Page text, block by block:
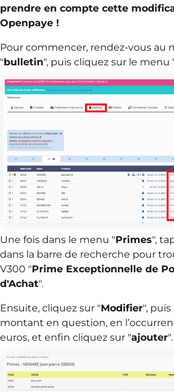
prendre en compte cette
Openpaye !
Pour commencer, rendez-vous au
"bulletin", puis cliquez sur le menu
Une fois dans le menu "Primes",
dans la barre de recherche pour
V300 "Prime Exceptionnelle de
d'Achat".
Ensuite, cliquez sur "Modifier",
montant en question, en
euros, et enfin cliquez sur "ajouter".